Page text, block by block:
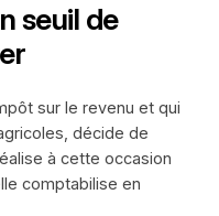
seuil de
sur le revenu et qui
décide de
à cette occasion
comptabilise en